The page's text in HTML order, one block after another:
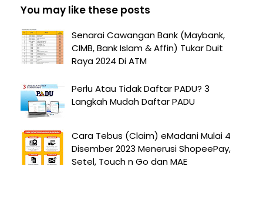
You may like these posts
Senarai Cawangan Bank (Maybank,
CIMB, Bank Islam & Affin) Tukar Duit
Raya 2024 Di ATM
Perlu Atau Tidak Daftar PADU? 3
Langkah Mudah Daftar PADU
Cara Tebus (Claim) eMadani Mulai 4
Disember 2023 Menerusi ShopeePay,
Setel, Touch n Go dan MAE